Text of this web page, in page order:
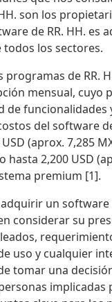
son los
de RR. HH. es
los sectores.
programas de RR.
mensual, cuyo
de funcionalidades
del software
(aprox. 7,285
hasta 2,200 USD
premium [1].
un software
considerar su
uso y cualquier
tomar una
implicadas